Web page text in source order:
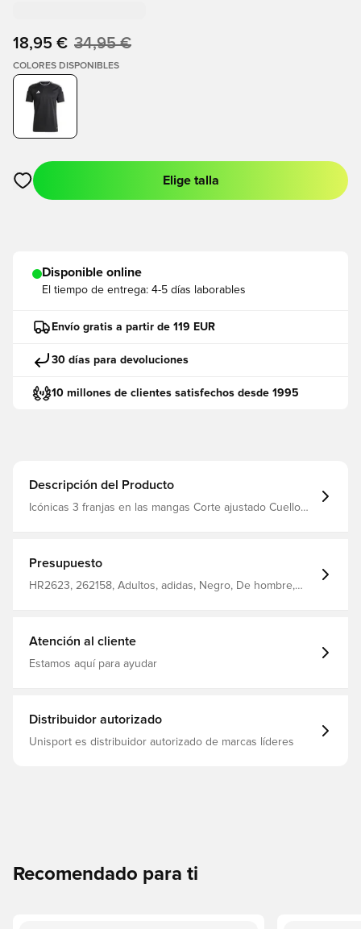
18,95 € 34,95 €
COLORES DISPONIBLES
Abre un modal para iniciar sesión o registrarse como miembro
Elige talla
Disponible online
El tiempo de entrega: 4-5 días laborables
Envío gratis a partir de 119 EUR
30 días para devoluciones
10 millones de clientes satisfechos desde 1995
Descripción del Producto
Icónicas 3 franjas en las mangas Corte ajustado Cuello
Presupuesto
HR2623, 262158, Adultos, adidas, Negro, De hombre,
Atención al cliente
Estamos aquí para ayudar
Distribuidor autorizado
Unisport es distribuidor autorizado de marcas líderes
Recomendado para ti